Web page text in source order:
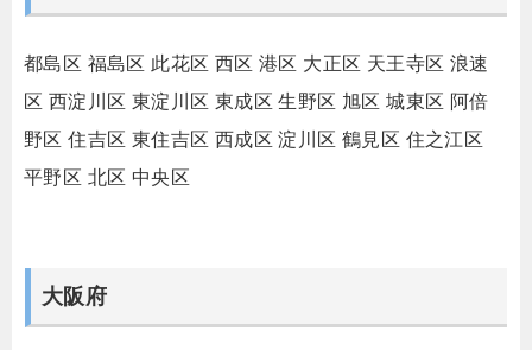
都島区 福島区 此花区 西区 港区 大正区 天王寺区 浪速
区 西淀川区 東淀川区 東成区 生野区 旭区 城東区 阿倍
野区 住吉区 東住吉区 西成区 淀川区 鶴見区 住之江区
平野区 北区 中央区
大阪府